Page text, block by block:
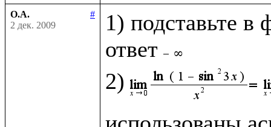
О.А.
#
2 дек. 2009
1) подставьте в
ответ
2)